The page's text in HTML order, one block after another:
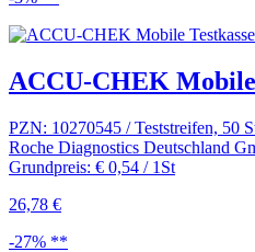
ACCU-CHEK Mobile
PZN: 10270545 / Teststreifen, 50
Roche Diagnostics Deutschland
Grundpreis: € 0,54 / 1St
26,78 €
-27% **